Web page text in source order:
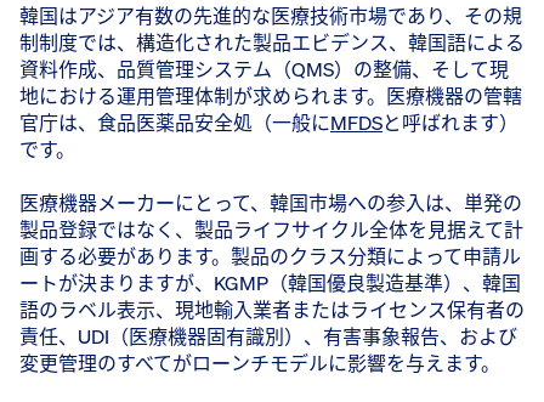
韓国はアジア有数の先進的な医療技術市場であり、その規
制制度では、構造化された製品エビデンス、韓国語による
資料作成、品質管理システム（QMS）の整備、そして現
地における運用管理体制が求められます。医療機器の管轄
官庁は、食品医薬品安全処（一般にMFDSと呼ばれます）
です。
医療機器メーカーにとって、韓国市場への参入は、単発の
製品登録ではなく、製品ライフサイクル全体を見据えて計
画する必要があります。製品のクラス分類によって申請ル
ートが決まりますが、KGMP（韓国優良製造基準）、韓国
語のラベル表示、現地輸入業者またはライセンス保有者の
責任、UDI（医療機器固有識別）、有害事象報告、および
変更管理のすべてがローンチモデルに影響を与えます。